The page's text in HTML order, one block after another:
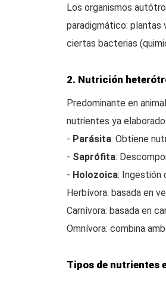
Los organismos
paradigmático:
ciertas bacterias
2. Nutrición
Predominante en
nutrientes ya
- Parásita: Obtiene
- Saprófita:
- Holozoica: Ingestión
Herbívora: basada en
Carnívora: basada en
Omnívora: combina
Tipos de nutrientes